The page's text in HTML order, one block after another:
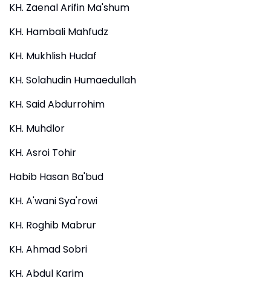
KH. Zaenal Arifin Ma'shum
KH. Hambali Mahfudz
KH. Mukhlish Hudaf
KH. Solahudin Humaedullah
KH. Said Abdurrohim
KH. Muhdlor
KH. Asroi Tohir
Habib Hasan Ba'bud
KH. A'wani Sya'rowi
KH. Roghib Mabrur
KH. Ahmad Sobri
KH. Abdul Karim